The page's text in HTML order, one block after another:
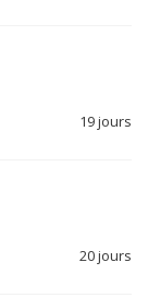
19 jours
20 jours